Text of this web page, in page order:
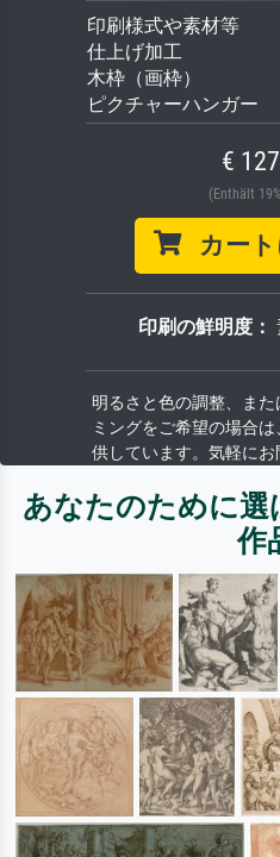
印刷様式や素材等
仕上げ加工
木枠（画枠）
ピクチャーハンガー
€
(Enthält
カート
印刷の鮮明度：
明るさと色の調整、ま
ミングをご希望の場合
供しています。気軽にお
あなたのために選
作